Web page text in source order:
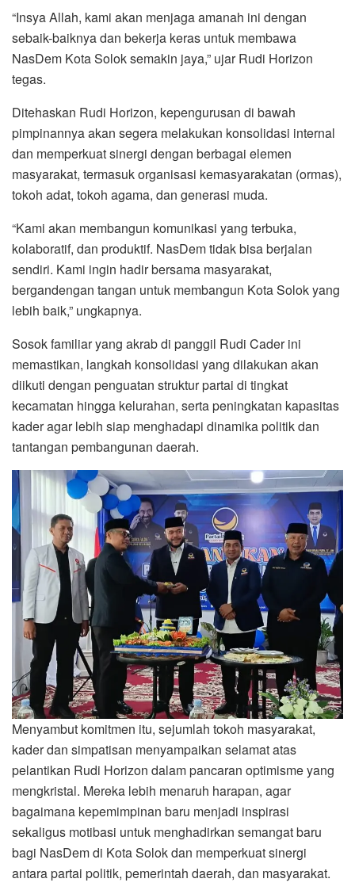
“Insya Allah, kami akan menjaga amanah ini dengan
sebaik-baiknya dan bekerja keras untuk membawa
NasDem Kota Solok semakin jaya,” ujar Rudi Horizon
tegas.
Ditehaskan Rudi Horizon, kepengurusan di bawah
pimpinannya akan segera melakukan konsolidasi internal
dan memperkuat sinergi dengan berbagai elemen
masyarakat, termasuk organisasi kemasyarakatan (ormas),
tokoh adat, tokoh agama, dan generasi muda.
“Kami akan membangun komunikasi yang terbuka,
kolaboratif, dan produktif. NasDem tidak bisa berjalan
sendiri. Kami ingin hadir bersama masyarakat,
bergandengan tangan untuk membangun Kota Solok yang
lebih baik,” ungkapnya.
Sosok familiar yang akrab di panggil Rudi Cader ini
memastikan, langkah konsolidasi yang dilakukan akan
diikuti dengan penguatan struktur partai di tingkat
kecamatan hingga kelurahan, serta peningkatan kapasitas
kader agar lebih siap menghadapi dinamika politik dan
tantangan pembangunan daerah.
Menyambut komitmen itu, sejumlah tokoh masyarakat,
kader dan simpatisan menyampaikan selamat atas
pelantikan Rudi Horizon dalam pancaran optimisme yang
mengkristal. Mereka lebih menaruh harapan, agar
bagaimana kepemimpinan baru menjadi inspirasi
sekaligus motibasi untuk menghadirkan semangat baru
bagi NasDem di Kota Solok dan memperkuat sinergi
antara partai politik, pemerintah daerah, dan masyarakat.